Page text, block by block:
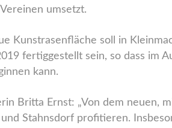
umsetzt.
Kunstrasenfläche soll in
fertiggestellt sein, so dass im
kann.
Britta Ernst: „Von dem neuen,
Stahnsdorf profitieren.